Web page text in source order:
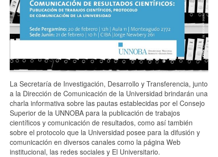
Contrapunto
Enciclopedia Oral
La Ciencia del Día Después
Voces y Sentidos
OBSERVATORIO
La Secretaría de Investigación, Desarrollo y Transferencia, junto
a la Dirección de Comunicación de la Universidad brindarán una
charla informativa sobre las pautas establecidas por el Consejo
Superior de la UNNOBA para la publicación de trabajos
científicos y comunicación de resultados, como así también
sobre el protocolo que la Universidad posee para la difusión y
comunicación en diversos canales como la página Web
institucional, las redes sociales y El Universitario.